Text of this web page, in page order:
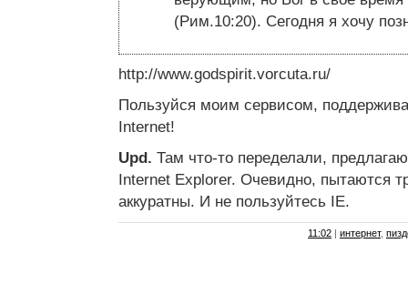
(Рим.10:20). Сегодня я хочу
http://www.godspirit.vorcuta.ru/
Пользуйся моим сервисом,
Internet!
Upd. Там что-то переделали,
Internet Explorer. Очевидно, пытаются
аккуратны. И не пользуйтесь IE.
11:02 | интернет,